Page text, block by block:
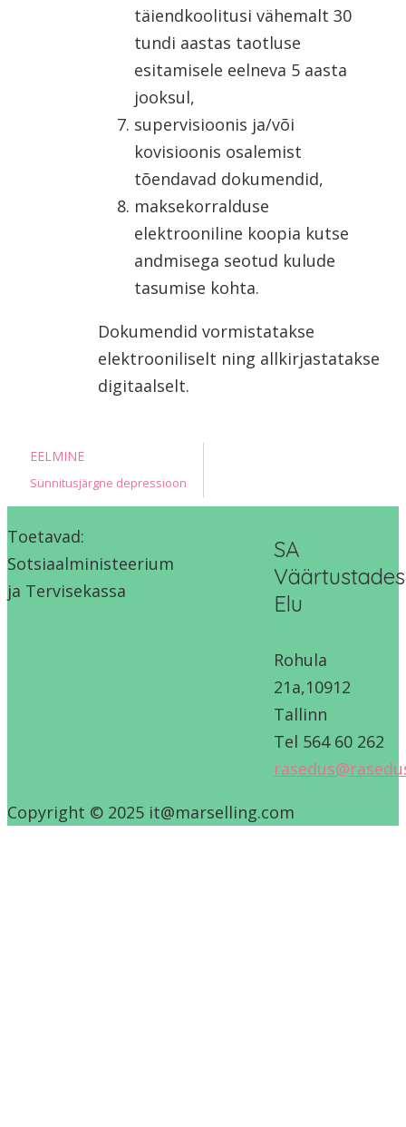
täiendkoolitusi vähemalt 30
tundi aastas taotluse
esitamisele eelneva 5 aasta
jooksul,
supervisioonis ja/või
kovisioonis osalemist
tõendavad dokumendid,
maksekorralduse
elektrooniline koopia kutse
andmisega seotud kulude
tasumise kohta.
Dokumendid vormistatakse
elektrooniliselt ning allkirjastatakse
digitaalselt.
EELMINE
Sünnitusjärgne depressioon
Toetavad:
Sotsiaalministeerium
ja Tervisekassa
SA
Väärtustades
Elu
Rohula
21a,10912
Tallinn
Tel 564 60 262
Copyright © 2025 it@marselling.com